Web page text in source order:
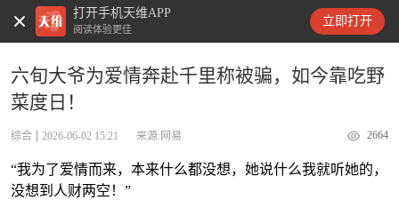
打开手机天维APP
阅读体验更佳
立即打开
天维新闻
六旬大爷为爱情奔赴千里称被骗，如今靠吃野
菜度日！
综合 2026-06-02 15:21 来源:网易 2664
“我为了爱情而来，本来什么都没想，她说什么我就听她的，
没想到人财两空！”